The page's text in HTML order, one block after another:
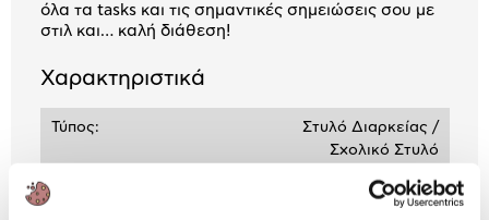
όλα τα tasks και τις σημαντικές σημειώσεις σου με
στιλ και… καλή διάθεση!
Χαρακτηριστικά
Τύπος:
Στυλό Διαρκείας /
Σχολικό Στυλό
Sentio